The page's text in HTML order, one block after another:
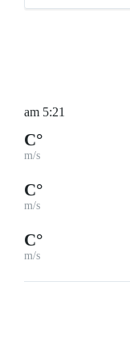
5:21 am
°C
m/s
°C
m/s
°C
m/s